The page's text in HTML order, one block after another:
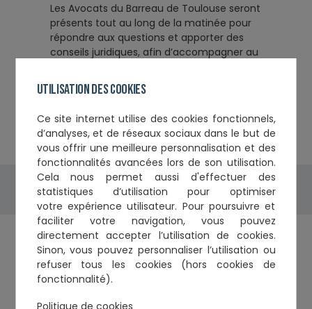
Utilisation des cookies
Ce site internet utilise des cookies fonctionnels,
d’analyses, et de réseaux sociauxdans le but de
vous offrir une meilleure personnalisation et des
fonctionnalités avancées lors de son utilisation.
Cela nous permet aussi d'effectuerdes
statistiques d’utilisationpour optimiser
votre expérience utilisateur. Pour poursuivre et
faciliter votre navigation, vous pouvez
directement accepter l’utilisation de cookies.
Sinon, vous pouvez personnaliser l’utilisation ou
refuser tous les cookies (hors cookies de
fonctionnalité).
Politique de cookies
Les Avocats du Barreau de Toulouse seront
présents tout au long de la matinée pour
répondre aux questions et apporter des
conseils juridiques, afin d’accompagner au
transmission d’entreprise.
Partagez cette actualité
Les actus du barreau
Évènement
Formations de l'Ordre